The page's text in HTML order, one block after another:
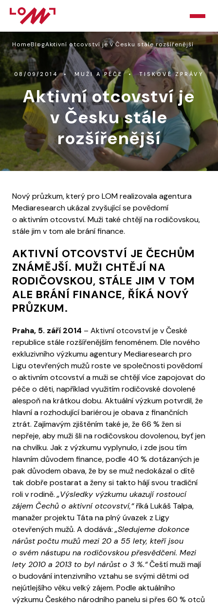
HOME
O LOMU
KURZY
PORADNA
PODPOŘTE NÁS
BLOG
HomeBlogAktivní otcovství je v Česku stále rozšířenější
08/09/2014 MUŽI A PÉČE TISKOVÉ ZPRÁVY
Aktivní otcovství je
v Česku stále
rozšířenější
Nový průzkum, který pro LOM realizovala agentura
Mediaresearch ukázal zvyšující se povědomí
o aktivním otcovství. Muži také chtějí na rodičovskou,
stále jim v tom ale brání finance.
AKTIVNÍ OTCOVSTVÍ JE ČECHŮM
ZNÁMĚJŠÍ. MUŽI CHTĚJÍ NA
RODIČOVSKOU, STÁLE JIM V TOM
ALE BRÁNÍ FINANCE, ŘÍKÁ NOVÝ
PRŮZKUM.
Praha, 5. září 2014 – Aktivní otcovství je v České
republice stále rozšířenějším fenoménem. Dle nového
exkluzivního výzkumu agentury Mediaresearch pro
Ligu otevřených mužů roste ve společnosti povědomí
o aktivním otcovství a muži se chtějí více zapojovat do
péče o děti, například využitím rodičovské dovolené
alespoň na krátkou dobu. Aktuální výzkum potvrdil, že
hlavní a rozhodující bariérou je obava z finančních
ztrát. Zajímavým zjištěním také je, že 66 % žen si
nepřeje, aby muži šli na rodičovskou dovolenou, byť jen
na chvilku. Jak z výzkumu vyplynulo, i zde jsou tím
hlavním důvodem finance, podle 40 % dotázaných je
pak důvodem obava, že by se muž nedokázal o dítě
tak dobře postarat a ženy si takto hájí svou tradiční
roli v rodině. „Výsledky výzkumu ukazují rostoucí
zájem Čechů o aktivní otcovství,“říká Lukáš Talpa,
manažer projektu Táta na plný úvazek z Ligy
otevřených mužů. A dodává: „Sledujeme dokonce
nárůst počtu mužů mezi 20 a 55 lety, kteří jsou
o svém nástupu na rodičovskou přesvědčeni. Mezi
lety 2010 a 2013 to byl nárůst o 3 %.“Čeští muži mají
o budování intenzivního vztahu se svými dětmi od
nejútlejšího věku velký zájem. Podle aktuálního
výzkumu Českého národního panelu si přes 60 % otců